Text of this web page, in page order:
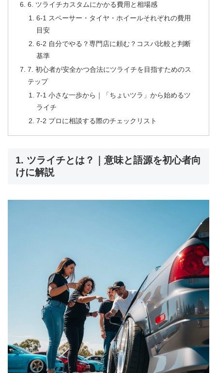
6. ツライチカスタムにかかる費用と相場感
6-1 スペーサー・タイヤ・ホイールそれぞれの費用
目安
6-2 自分でやる？専門店に頼む？コスパ比較と判断
基準
7. 初心者が安全かつ合法にツライチを目指すためのス
テップ
7-1 小さな一歩から｜「ちょいツラ」から始めるツ
ライチ
7-2 プロに相談する際のチェックリスト
1. ツライチとは？｜意味と語源を初心者向
けに解説